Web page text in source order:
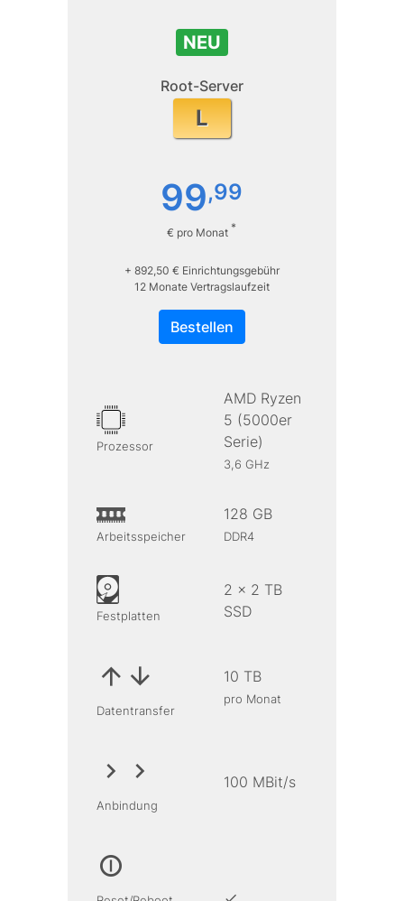
NEU
Root-Server
L
99,99
€ pro Monat *
+ 892,50 € Einrichtungsgebühr
12 Monate Vertragslaufzeit
Bestellen
Prozessor
AMD Ryzen
5 (5000er
Serie)
3,6 GHz
Arbeitsspeicher
128 GB
DDR4
Festplatten
2 x 2 TB
SSD
Datentransfer
10 TB
pro Monat
Anbindung
100 MBit/s